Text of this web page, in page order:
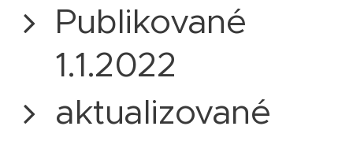
Publikované
1.1.2022
aktualizované